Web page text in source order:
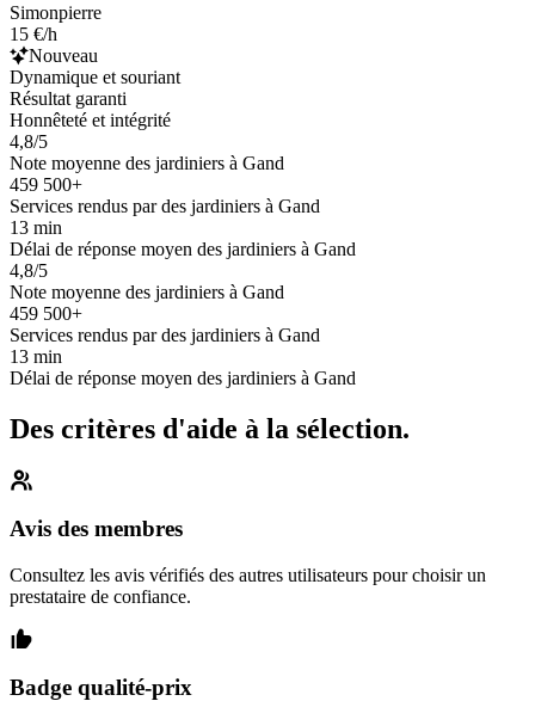
Simonpierre
15 €/h
Nouveau
Dynamique et souriant
Résultat garanti
Honnêteté et intégrité
4,8/5
Note moyenne des jardiniers à Gand
459 500+
Services rendus par des jardiniers à Gand
13 min
Délai de réponse moyen des jardiniers à Gand
4,8/5
Note moyenne des jardiniers à Gand
459 500+
Services rendus par des jardiniers à Gand
13 min
Délai de réponse moyen des jardiniers à Gand
Des critères d'aide à la sélection.
Avis des membres
Consultez les avis vérifiés des autres utilisateurs pour choisir un
prestataire de confiance.
Badge qualité-prix